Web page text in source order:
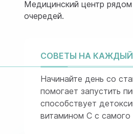
Медицинский центр
очередей.
СОВЕТЫ НА
Начинайте день со
помогает запустить
способствует
витамином C с самого